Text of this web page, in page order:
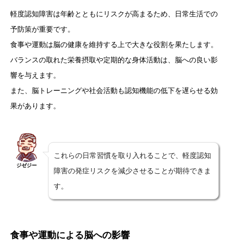
軽度認知障害は年齢とともにリスクが高まるため、日常生活での
予防策が重要です。
食事や運動は脳の健康を維持する上で大きな役割を果たします。
バランスの取れた栄養摂取や定期的な身体活動は、脳への良い影
響を与えます。
また、脳トレーニングや社会活動も認知機能の低下を遅らせる効
果があります。
ジゼジー
これらの日常習慣を取り入れることで、軽度認知
障害の発症リスクを減少させることが期待できま
す。
食事や運動による脳への影響